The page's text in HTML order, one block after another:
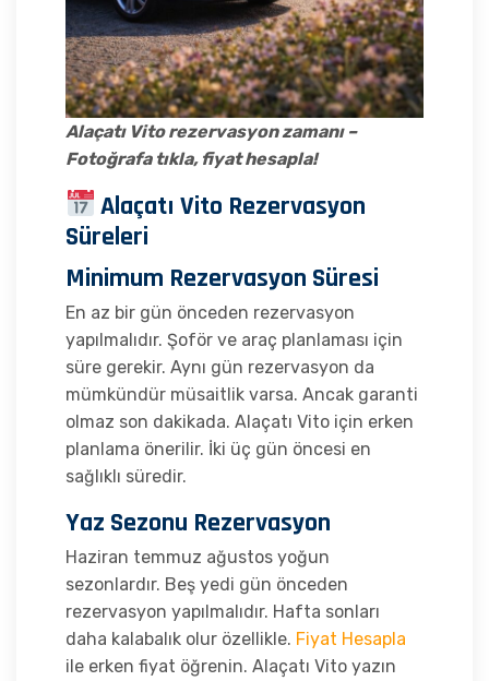
Alaçatı Vito rezervasyon zamanı –
Fotoğrafa tıkla, fiyat hesapla!
Alaçatı Vito Rezervasyon
Süreleri
Minimum Rezervasyon Süresi
En az bir gün önceden rezervasyon
yapılmalıdır. Şoför ve araç planlaması için
süre gerekir. Aynı gün rezervasyon da
mümkündür müsaitlik varsa. Ancak garanti
olmaz son dakikada. Alaçatı Vito için erken
planlama önerilir. İki üç gün öncesi en
sağlıklı süredir.
Yaz Sezonu Rezervasyon
Haziran temmuz ağustos yoğun
sezonlardır. Beş yedi gün önceden
rezervasyon yapılmalıdır. Hafta sonları
daha kalabalık olur özellikle. Fiyat Hesapla
ile erken fiyat öğrenin. Alaçatı Vito yazın